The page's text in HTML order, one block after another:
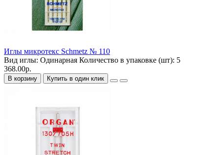
Иглы микротекс Schmetz № 110
Вид иглы: Одинарная Количество в упаковке (шт): 5
368.00р.
В корзину Купить в один клик